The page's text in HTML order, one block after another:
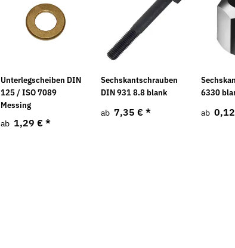
Unterlegscheiben DIN
125 / ISO 7089
Messing
ab 1,29 € *
Sechskantschrauben
DIN 931 8.8 blank
ab 7,35 € *
6330
ab